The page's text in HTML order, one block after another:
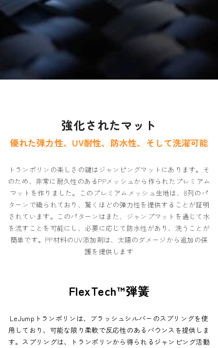
強化されたマット
優れた弾力性、UV耐性、防水性、そして洗濯可能
トランポリンの楽しさの鍵はジャンピングマットにあります。そ
のため、非常に耐久性のあるPPメッシュから作られたプレミアム
マットを作りました。このプレミアムメッシュ生地は、8列のパ
ターンで織られており、驚くほどの弾力性を提供することが証明
されています。このパターンはまた、ジャンプマットを通じて水
を流すことを可能にし、必要に応じて防水性があり、洗うことが
簡単です。PP材料のUV添加剤は、太陽のダメージから追加の保
護を提供します
FlexTech™弾簧
LeJumpトランポリンは、ブラッシュシルバーのスプリングを使
用しており、可能な限り柔軟で反応性のあるバウンスを提供しま
す。スプリングは、トランポリンから得られるジャンピング活動